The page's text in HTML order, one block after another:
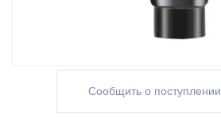
Сообщить о поступлении